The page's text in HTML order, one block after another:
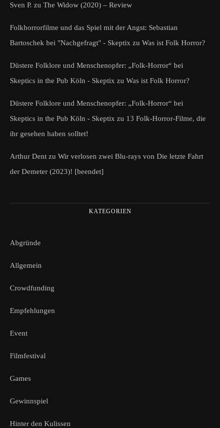
Sven P. zu The Widow (2020) – Review
Folkhorrorfilme und das Spiel mit der Angst: Sebastian
Bartoschek bei "Nachgefragt" - Skeptix zu Was ist Folk Horror?
Düstere Folklore und Menschenopfer: „Folk-Horror“ bei
Skeptics in the Pub Köln - Skeptix zu Was ist Folk Horror?
Düstere Folklore und Menschenopfer: „Folk-Horror“ bei
Skeptics in the Pub Köln - Skeptix zu 13 Folk-Horror-Filme, die
ihr gesehen haben solltet!
Arthur Dent zu Wir verlosen zwei Blu-rays von Die letzte Fahrt
der Demeter (2023)! [beendet]
KATEGORIEN
Abgründe
Allgemein
Crowdfunding
Empfehlungen
Event
Filmfestival
Games
Gewinnspiel
Hinter den Kulissen